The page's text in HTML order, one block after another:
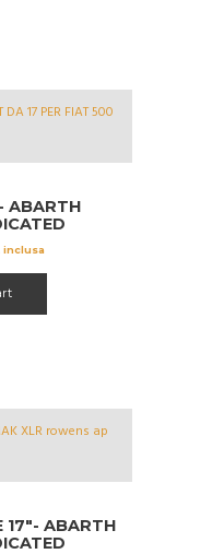
ABARTH
inclusa
17″- ABARTH